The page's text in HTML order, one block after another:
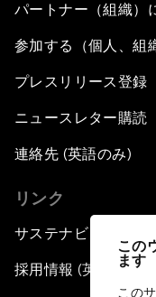
この
ます
この
パートナー（組織）
参加する（個人、組
プレスリリース登録
ニュースレター購読
連絡先 (英語のみ)
リンク
サステナビリティへ
採用情報 (英語のみ)